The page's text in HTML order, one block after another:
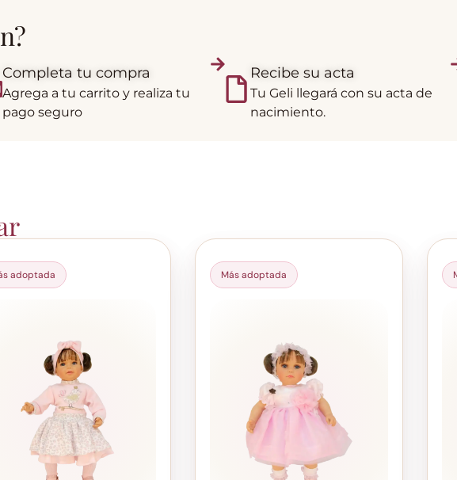
Completa tu compra
Agrega a tu carrito y realiza tu
pago seguro
Recibe su acta
Tu Geli llegará con su acta de
nacimiento.
adoptada Más adoptada